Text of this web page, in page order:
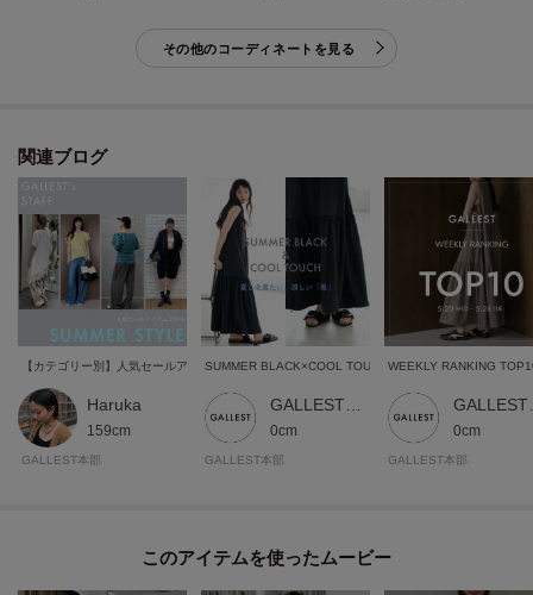
※照明の関係により、実際よりも色味が違って見える場合があります。ま
その他のコーディネートを見る
関連ブログ
【カテゴリー別】人気セールアイテムで作る、夏の旬顔コーデ
Haruka
159cm
GALLEST本部
SUMMER BLACK×COOL TOUCH
GALLEST 本部スタッフ
0cm
GALLEST本部
0cm
GALLEST本部
このアイテムを使ったムービー